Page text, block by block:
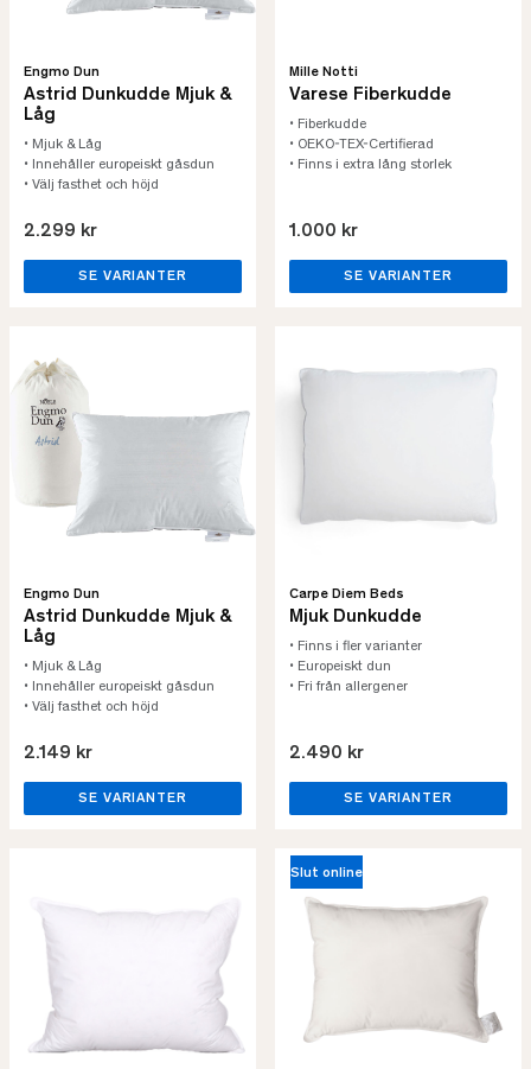
Engmo Dun
Astrid Dunkudde Mjuk &
Låg
• Mjuk & Låg
• Innehåller europeiskt gåsdun
• Välj fasthet och höjd
2.299 kr
SE VARIANTER
Mille Notti
Varese Fiberkudde
• Fiberkudde
• OEKO-TEX-Certifierad
• Finns i extra lång storlek
1.000 kr
SE VARIANTER
Engmo Dun
Astrid Dunkudde Mjuk &
Låg
• Mjuk & Låg
• Innehåller europeiskt gåsdun
• Välj fasthet och höjd
2.149 kr
SE VARIANTER
Carpe Diem Beds
Mjuk Dunkudde
• Finns i fler varianter
• Europeiskt dun
• Fri från allergener
2.490 kr
SE VARIANTER
Slut online